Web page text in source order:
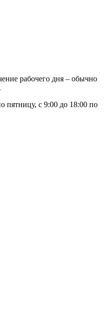
рабочего дня – обычно
пятницу, с 9:00 до 18:00 по